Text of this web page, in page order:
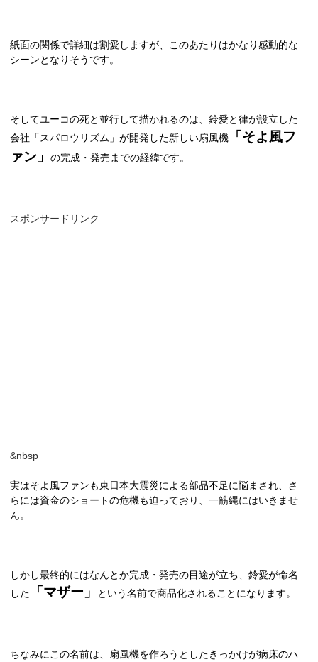
紙面の関係で詳細は割愛しますが、このあたりはかなり感動的な
シーンとなりそうです。
そしてユーコの死と並行して描かれるのは、鈴愛と律が設立した
会社「スパロウリズム」が開発した新しい扇風機
「そよ風フ
ァン」の完成・発売までの経緯です。
スポンサードリンク
&nbsp
実はそよ風ファンも東日本大震災による部品不足に悩まされ、さ
らには資金のショートの危機も迫っており、一筋縄にはいきませ
ん。
しかし最終的にはなんとか完成・発売の目途が立ち、鈴愛が命名
した
「マザー」 という名前で商品化されることになります。
ちなみにこの名前は、扇風機を作ろうとしたきっかけが病床のハ